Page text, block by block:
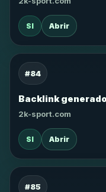
SI Abrir
#84
Backlink
2k-sport.com
SI Abrir
#85